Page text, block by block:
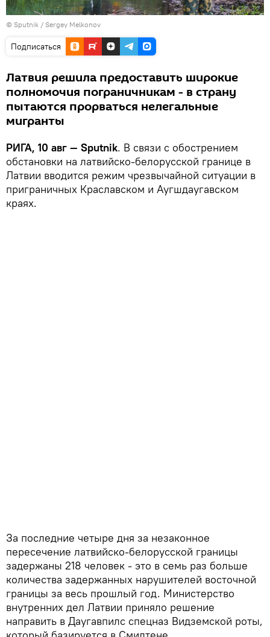
© Sputnik / Sergey Melkonov
Подписаться
Латвия решила предоставить широкие
полномочия пограничникам - в страну
пытаются прорваться нелегальные
мигранты
РИГА, 10 авг — Sputnik. В связи с обострением
обстановки на латвийско-белорусской границе в
Латвии вводится режим чрезвычайной ситуации в
приграничных Краславском и Аугшдаугавском
краях.
За последние четыре дня за незаконное
пересечение латвийско-белорусской границы
задержаны 218 человек - это в семь раз больше
количества задержанных нарушителей восточной
границы за весь прошлый год. Министерство
внутренних дел Латвии приняло решение
направить в Даугавпилс спецназ Видземской роты,